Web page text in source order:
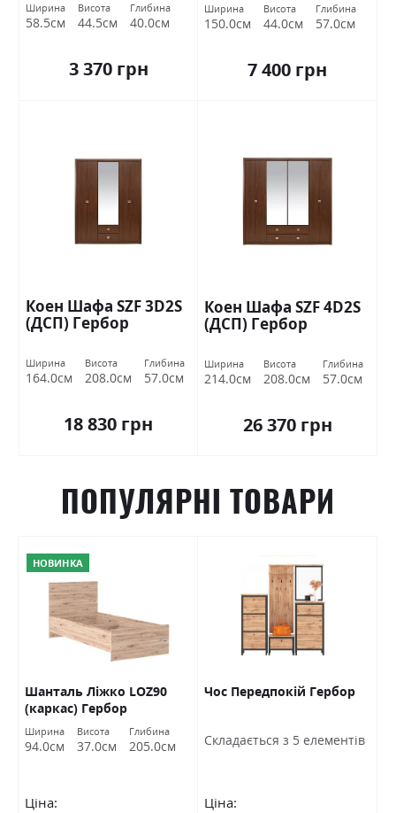
Ширина
58.5см
Висота
44.5см
Глибина
40.0см
3 370 грн
Ширина
150.0см
Висота
44.0см
Глибина
57.0см
7 400 грн
Коен Шафа SZF 3D2S
(ДСП) Гербор
Ширина
164.0см
Висота
208.0см
Глибина
57.0см
18 830 грн
Коен Шафа SZF 4D2S
(ДСП) Гербор
Ширина
214.0см
Висота
208.0см
Глибина
57.0см
26 370 грн
ПОПУЛЯРНІ ТОВАРИ
НОВИНКА
Шанталь Ліжко LOZ90
(каркас) Гербор
Ширина
94.0см
Висота
37.0см
Глибина
205.0см
Ціна:
Чос Передпокій Гербор
Cкладається з 5 елементів
Ціна: